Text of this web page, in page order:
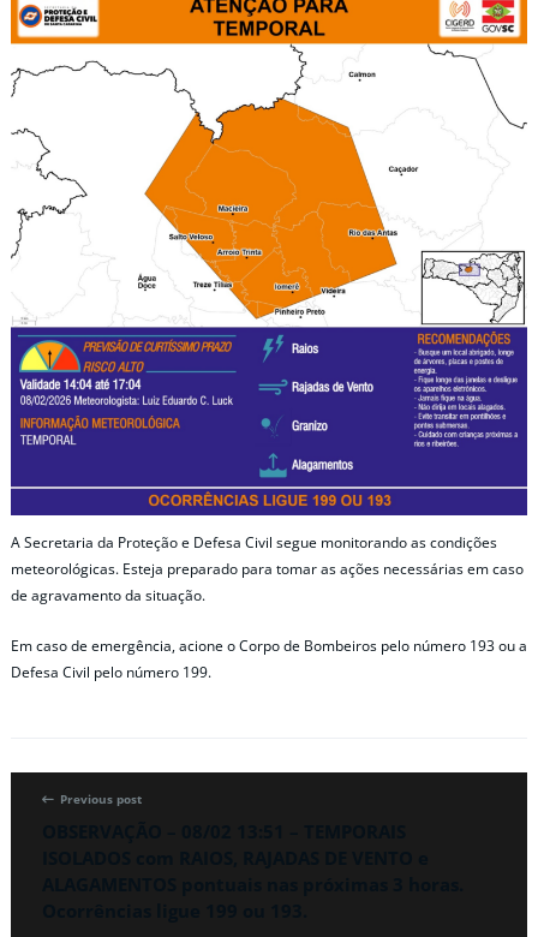
A Secretaria da Proteção e Defesa Civil segue monitorando as condições
meteorológicas. Esteja preparado para tomar as ações necessárias em caso
de agravamento da situação.
Em caso de emergência, acione o Corpo de Bombeiros pelo número 193 ou a
Defesa Civil pelo número 199.
Previous post